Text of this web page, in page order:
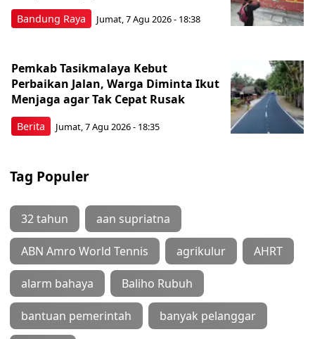
Bandung Raya Jumat, 7 Agu 2026 - 18:38
Berita
Pemkab Tasikmalaya Kebut
Perbaikan Jalan, Warga Diminta Ikut
Menjaga agar Tak Cepat Rusak
Jumat, 7 Agu 2026 - 18:35
Tag Populer
32 tahun aan supriatna
ABN Amro World Tennis agrikulur AHRT
alarm bahaya Baliho Rubuh
bantuan pemerintah banyak pelanggar